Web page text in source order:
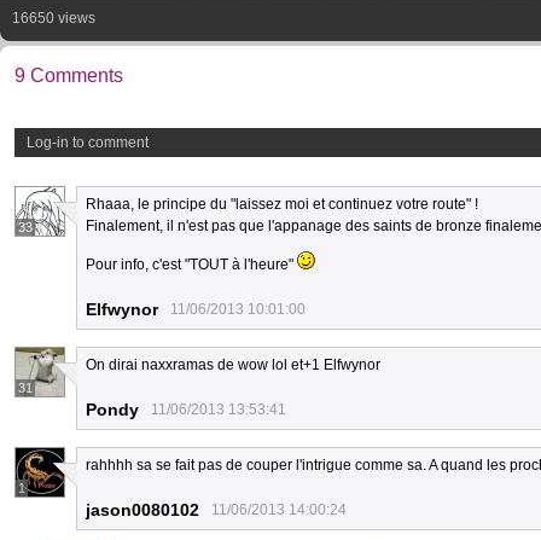
16650 views
9 Comments
Log-in to comment
33
Rhaaa, le principe du "laissez moi et continuez votre route" !
Finalement, il n'est pas que l'appanage des saints de bronze
Pour info, c'est "TOUT à l'heure"
Elfwynor 11/06/2013 10:01:00
31
On dirai naxxramas de wow lol et+1 Elfwynor
Pondy 11/06/2013 13:53:41
1
rahhhh sa se fait pas de couper l'intrigue comme sa. A quand les
jason0080102 11/06/2013 14:00:24